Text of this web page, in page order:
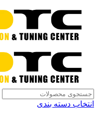
انتخاب دسته بندی